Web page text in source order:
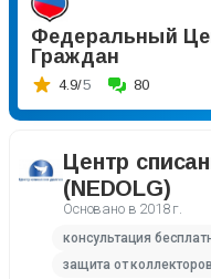
Федеральный
Граждан
4.9/5 80
Центр
(NEDOLG)
Основано в 2018 г.
консультация
защита от коллекторов